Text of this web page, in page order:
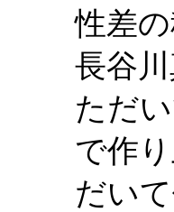
性差
長谷
ただ
で作
だい